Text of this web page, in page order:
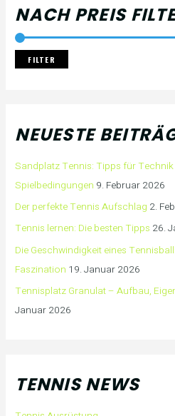
NACH PREIS
FILTER
NEUESTE
Sandplatz Tennis: Tipps für
Spielbedingungen 9. Februar 2026
Der perfekte Tennis Aufschlag 2.
Tennis lernen: Die besten Tipps 26.
Die Geschwindigkeit eines
Faszination 19. Januar 2026
Tennisplatz Granulat – Aufbau,
Januar 2026
TENNIS NEWS